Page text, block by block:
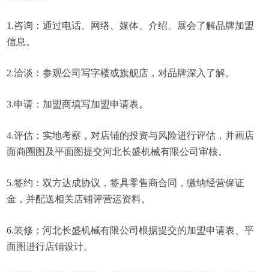
1.咨询：通过电话、网络、媒体、介绍、展会了解品牌加盟
信息。
2.洽谈：参观公司写字楼或旗舰店，对品牌深入了解。
3.申请：加盟商填写加盟申请表。
4.评估：实地考察，对店铺的投资与风险进行评估，并画店
面商圈图及平面图提交河北长盛机械有限公司审核。
5.签约：双方达成协议，签具零售商合同，缴纳经营保证
金，并配送相关店铺评营运资料。
6.装修：河北长盛机械有限公司根据提交的加盟申请表、平
面图进行店铺设计。